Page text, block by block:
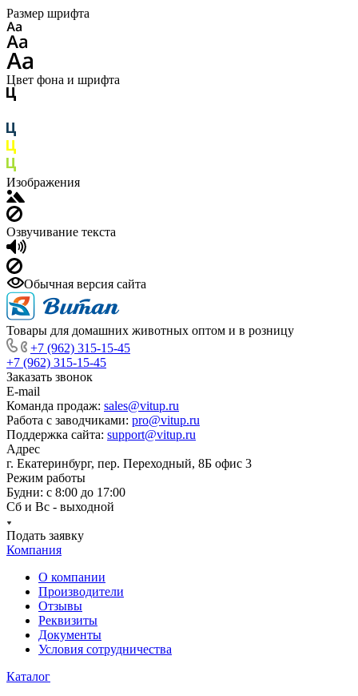
Размер шрифта
Цвет фона и шрифта
Изображения
Озвучивание текста
Обычная версия сайта
Товары для домашних животных оптом и в розницу
+7 (962) 315-15-45
+7 (962) 315-15-45
Заказать звонок
E-mail
Команда продаж: sales@vitup.ru
Работа с заводчиками: pro@vitup.ru
Поддержка сайта: support@vitup.ru
Адрес
г. Екатеринбург, пер. Переходный, 8Б офис 3
Режим работы
Будни: с 8:00 до 17:00
Сб и Вс - выходной
Подать заявку
Компания
О компании
Производители
Отзывы
Реквизиты
Документы
Условия сотрудничества
Каталог